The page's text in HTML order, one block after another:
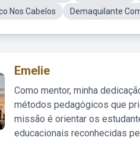
Nos Cabelos
Demaquilante
Emelie
Como mentor, minha
métodos pedagógicos que
missão é orientar os
educacionais reconhecidas